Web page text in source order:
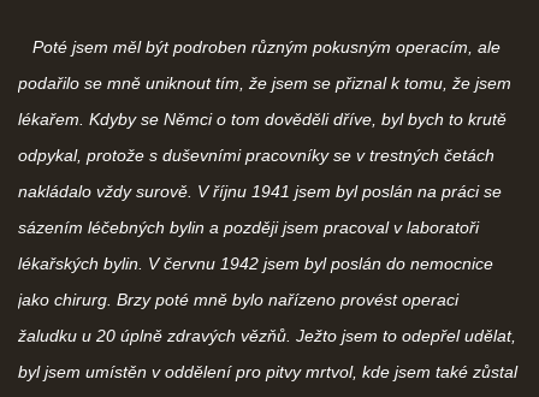
Poté jsem měl být podroben různým pokusným operacím, ale
podařilo se mně uniknout tím, že jsem se přiznal k tomu, že jsem
lékařem. Kdyby se Němci o tom dověděli dříve, byl bych to krutě
odpykal, protože s duševními pracovníky se v trestných četách
nakládalo vždy surově. V říjnu 1941 jsem byl poslán na práci se
sázením léčebných bylin a později jsem pracoval v laboratoři
lékařských bylin. V červnu 1942 jsem byl poslán do nemocnice
jako chirurg. Brzy poté mně bylo nařízeno provést operaci
žaludku u 20 úplně zdravých vězňů. Ježto jsem to odepřel udělat,
byl jsem umístěn v oddělení pro pitvy mrtvol, kde jsem také zůstal